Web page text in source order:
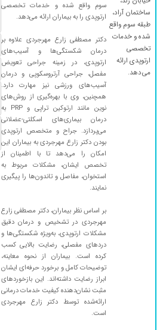
ساختمان آراد،
طبقه سوم واقع
شده و خدمات
تخصصی
ارتوپدی ارائه
می‌دهد.
سوم واقع شده و خدمات تخصصی
ارتوپدی را به بیماران ارائه می‌دهد.
دکتر مصطفی زارع مهرجردی علاوه بر
درمان شکستگی‌ها و آسیب‌های
ارتوپدی، در زمینه جراحی تعویض
مفصل، جراحی آرتروسکوپی و درمان
آسیب‌های ورزشی نیز مهارت دارد.
همچنین، وی با بهره‌گیری از روش‌های
نوین مانند ارتوکین تراپی و PRP به
درمان بیماری‌های اسکلتی-عضلانی
می‌پردازد. جراح و متخصص ارتوپدی
بودن دکتر زارع مهرجردی به بیماران این
امکان را می‌دهد تا با اطمینان از
تخصص ایشان، مشکلات مربوط به
استخوان، مفاصل و تاندون‌ها را پیگیری
نمایند.
بر اساس نظر بیماران، دکتر مصطفی زارع
مهرجردی در تشخیص و درمان دقیق
مشکلات ارتوپدی، به‌ویژه شکستگی‌ها و
دردهای مفصلی، رضایت بالایی کسب
کرده است. بیماران از نحوه معاینه،
توضیحات کامل و برخورد حرفه‌ای ایشان
ابراز رضایت داشته‌اند. این بازخوردهای
مثبت نشان‌دهنده کیفیت خدمات درمانی
ارائه‌شده توسط دکتر زارع مهرجردی
است.